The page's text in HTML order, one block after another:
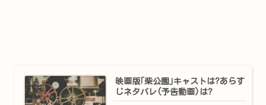
映画版｢柴公園｣キャストは?あらす
じネタバレ(予告動画)は?